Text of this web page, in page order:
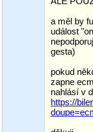
a měl by
událost
gesta)
pokud
zapne
nahlásí v
https://